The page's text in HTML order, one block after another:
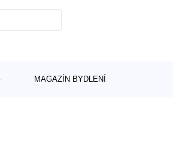
MAGAZÍN BYDLENÍ